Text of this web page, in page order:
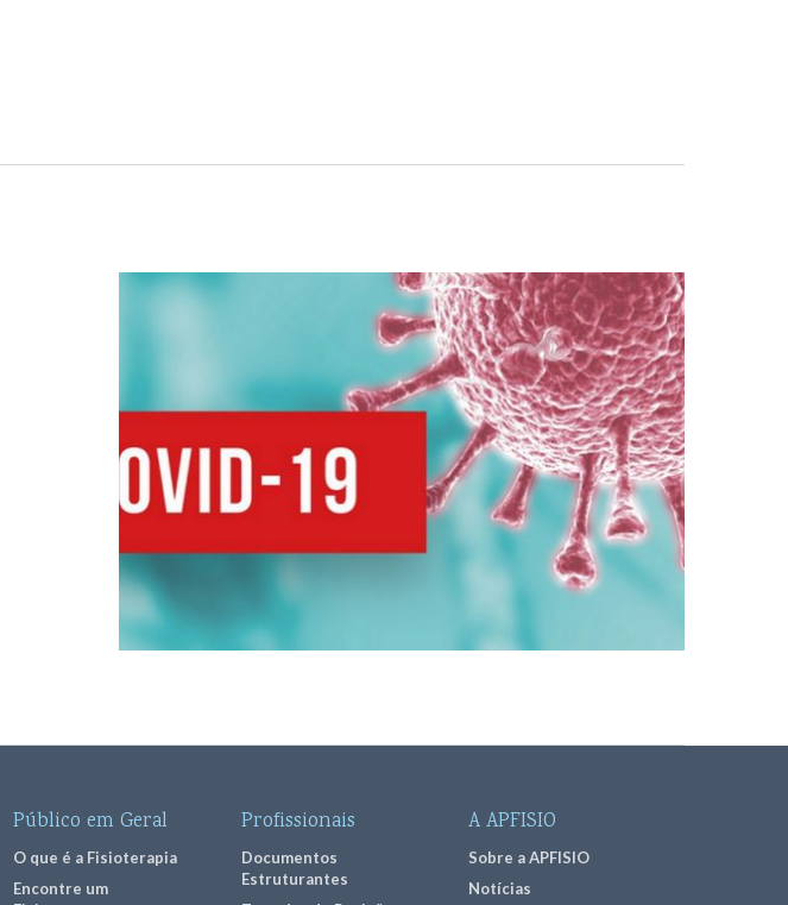
Público em Geral
O que é a Fisioterapia
Encontre um
Profissionais
Documentos
Estruturantes
A APFISIO
Sobre a APFISIO
Notícias